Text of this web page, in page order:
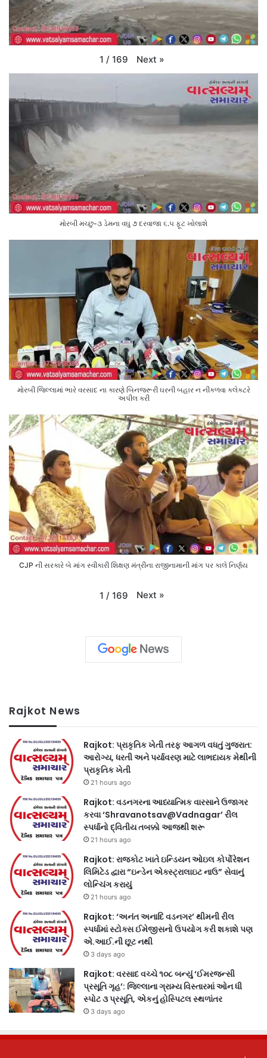
1 / 169 Next »
મોરબી મચ્છુ-૩ ડેમના વઘુ ૭ દરવાજા ૬.૫ ફૂટ ખોલાશે
મોરબી જિલ્લામાં ભારે વરસાદ ના કારણે બિનજરૂરી ઘરની બહાર ન નીકળવા કલેક્ટરે
અપીલ કરી
CJP ની સરકારે બે માંગ સ્વીકારી શિક્ષણ મંત્રીના રાજીનામાની માંગ પર કાલે નિર્ણય
1 / 169 Next »
Rajkot News
Rajkot: પ્રાકૃતિક ખેતી તરફ આગળ વધતું ગુજરાત:
આરોગ્ય, ધરતી અને પર્યાવરણ માટે લાભદાયક મેથીની
પ્રાકૃતિક ખેતી
21 hours ago
Rajkot: વડનગરના આધ્યાત્મિક વારસાને ઉજાગર
કરવા ‘Shravanotsav@Vadnagar’ રીલ
સ્પર્ધાનો દ્વિતીય તબક્કો આજથી શરૂ
21 hours ago
Rajkot: રાજકોટ ખાતે ઇન્ડિયન ઓઇલ કોર્પોરેશન
લિમિટેડ દ્વારા “ઇન્ડેન એક્સ્ટ્રાલાઇટ નાઉ” સેવાનું
લોન્ચિંગ કરાયું
21 hours ago
Rajkot: ‘અનંત અનાદિ વડનગર’ થીમની રીલ
સ્પર્ધામાં સ્ટોક્સ ઈમેજીસનો ઉપયોગ કરી શકાશે પણ
એ.આઈ.ની છૂટ નથી
3 days ago
Rajkot: વરસાદ વચ્ચે ૧૦૮ બન્યું ‘ઈમરજન્સી
પ્રસૂતિ ગૃહ’: જિલ્લાના ગ્રામ્ય વિસ્તારમાં ઓન ધી
સ્પોટ ૩ પ્રસૂતિ, એકનું હોસ્પિટલ સ્થળાંતર
3 days ago